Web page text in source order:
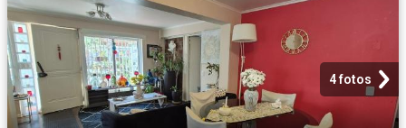
4 fotos